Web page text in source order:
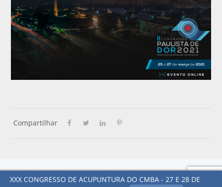
XXX CONGRESSO DE ACUPUNTURA DO CMBA - 27 E 28 DE
Compartilhar
Todos os direitos reservados. Colégio Médico de Acupuntura de São